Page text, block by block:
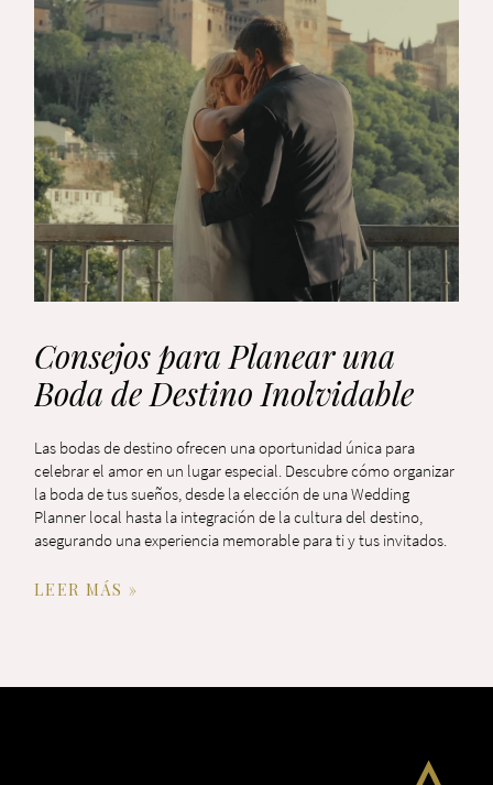
Consejos para Planear una
Boda de Destino Inolvidable
Las bodas de destino ofrecen una oportunidad única para
celebrar el amor en un lugar especial. Descubre cómo organizar
la boda de tus sueños, desde la elección de una Wedding
Planner local hasta la integración de la cultura del destino,
asegurando una experiencia memorable para ti y tus invitados.
LEER MÁS »